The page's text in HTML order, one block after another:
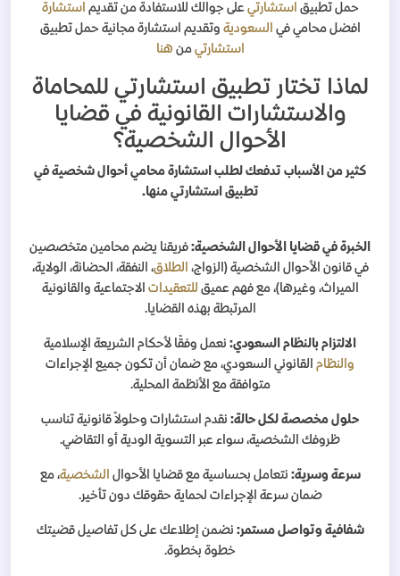
حمل تطبيق استشارتيعلى جوالك للاستفادة من تقديم استشارة
افضل محامي في السعودية وتقديم استشارة مجانية حمل تطبيق
استشارتيمن هنا
لماذا تختار تطبيق استشارتي للمحاماة
والاستشارات القانونية في قضايا
الأحوال الشخصية؟
كثير من الأسباب تدفعك لطلب استشارة محامي أحوال شخصية في
تطبيق استشارتي منها.
الخبرة في قضايا الأحوال الشخصية: فريقنا يضم محامين متخصصين
في قانون الأحوال الشخصية (الزواج، الطلاق، النفقة، الحضانة، الولاية،
الميراث، وغيرها)، مع فهم عميق للتعقيدات الاجتماعية والقانونية
المرتبطة بهذه القضايا.
الالتزام بالنظام السعودي: نعمل وفقًا لأحكام الشريعة الإسلامية
والنظام القانوني السعودي، مع ضمان أن تكون جميع الإجراءات
متوافقة مع الأنظمة المحلية.
حلول مخصصة لكل حالة: نقدم استشارات وحلولاً قانونية تناسب
ظروفك الشخصية، سواء عبر التسوية الودية أو التقاضي.
سرعة وسرية: نتعامل بحساسية مع قضايا الأحوال الشخصية، مع
ضمان سرعة الإجراءات لحماية حقوقك دون تأخير.
شفافية وتواصل مستمر: نضمن إطلاعك على كل تفاصيل قضيتك
خطوة بخطوة.